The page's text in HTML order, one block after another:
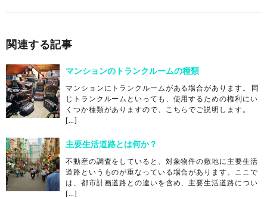
関連する記事
マンションのトランクルームの種類
マンションにトランクルームがある場合があります。 同
じトランクルームといっても、使用するための権利にい
くつか種類がありますので、こちらでご説明します。
[…]
主要生活道路とは何か？
不動産の調査をしていると、対象物件の敷地に主要生活
道路というものが重なっている場合があります。ここで
は、都市計画道路との違いを含め、主要生活道路につい
[…]